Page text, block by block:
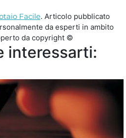
Facile. Articolo pubblicato
da esperti in ambito
da copyright ©
interessarti: